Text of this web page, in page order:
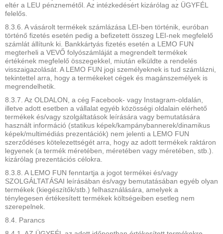
eltér a LEU pénznemétől. Az intézkedésért kizárólag az ÜGYFÉL
felelős.
8.3.6. A vásárolt termékek számlázása LEI-ben történik, euróban
történő fizetés esetén pedig a befizetett összeg LEI-nek megfelelő
számlát állítunk ki. Bankkártyás fizetés esetén a LEMO FUN
megterheli a VEVŐ folyószámláját a megrendelt termékek
értékének megfelelő összegekkel, miután elküldte a rendelés
visszaigazolását. A LEMO FUN jogi személyeknek is tud számlázni,
tekintettel arra, hogy a termékeket cégek és magánszemélyek is
megrendelhetik.
8.3.7. Az OLDALON, a cég Facebook- vagy Instagram-oldalán,
illetve adott esetben a vállalat egyéb közösségi oldalain elérhető
termékek és/vagy szolgáltatások leírására vagy bemutatására
használt információ (statikus képek/kampánybannerek/dinamikus
képek/multimédiás prezentációk) nem jelenti a LEMO FUN
szerződéses kötelezettségét arra, hogy az adott termékek raktáron
legyenek (a termék méretében, méretében vagy méretében, stb.).
kizárólag prezentációs célokra.
8.3.8. A LEMO FUN fenntartja a jogot termékei és/vagy
SZOLGÁLTATÁSAI leírásában és/vagy bemutatásában egyéb olyan
termékek (kiegészítők/stb.) felhasználására, amelyek a
ténylegesen értékesített termékek költségeiben esetleg nem
szerepelnek.
8.4. Parancs